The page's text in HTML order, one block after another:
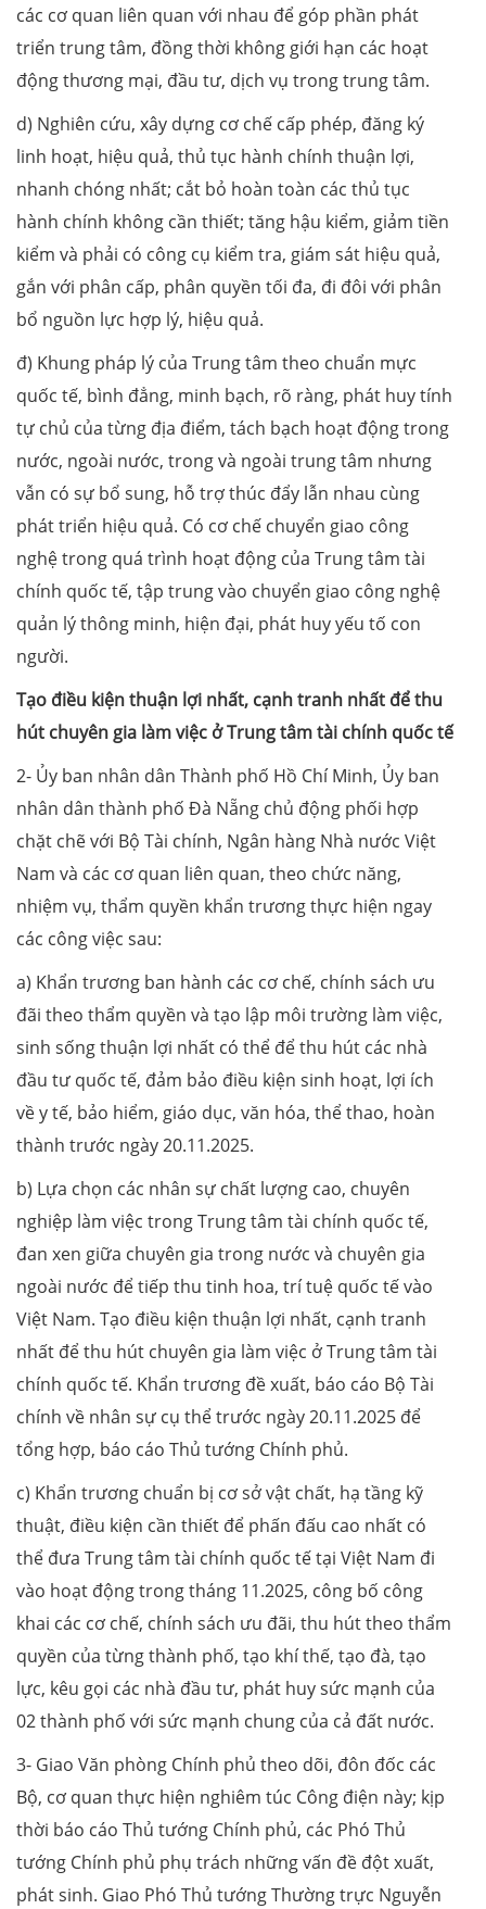
các cơ quan liên quan với nhau để góp phần phát
triển trung tâm, đồng thời không giới hạn các hoạt
động thương mại, đầu tư, dịch vụ trong trung tâm.
d) Nghiên cứu, xây dựng cơ chế cấp phép, đăng ký
linh hoạt, hiệu quả, thủ tục hành chính thuận lợi,
nhanh chóng nhất; cắt bỏ hoàn toàn các thủ tục
hành chính không cần thiết; tăng hậu kiểm, giảm tiền
kiểm và phải có công cụ kiểm tra, giám sát hiệu quả,
gắn với phân cấp, phân quyền tối đa, đi đôi với phân
bổ nguồn lực hợp lý, hiệu quả.
đ) Khung pháp lý của Trung tâm theo chuẩn mực
quốc tế, bình đẳng, minh bạch, rõ ràng, phát huy tính
tự chủ của từng địa điểm, tách bạch hoạt động trong
nước, ngoài nước, trong và ngoài trung tâm nhưng
vẫn có sự bổ sung, hỗ trợ thúc đẩy lẫn nhau cùng
phát triển hiệu quả. Có cơ chế chuyển giao công
nghệ trong quá trình hoạt động của Trung tâm tài
chính quốc tế, tập trung vào chuyển giao công nghệ
quản lý thông minh, hiện đại, phát huy yếu tố con
người.
Tạo điều kiện thuận lợi nhất, cạnh tranh nhất để thu
hút chuyên gia làm việc ở Trung tâm tài chính quốc tế
2- Ủy ban nhân dân Thành phố Hồ Chí Minh, Ủy ban
nhân dân thành phố Đà Nẵng chủ động phối hợp
chặt chẽ với Bộ Tài chính, Ngân hàng Nhà nước Việt
Nam và các cơ quan liên quan, theo chức năng,
nhiệm vụ, thẩm quyền khẩn trương thực hiện ngay
các công việc sau:
a) Khẩn trương ban hành các cơ chế, chính sách ưu
đãi theo thẩm quyền và tạo lập môi trường làm việc,
sinh sống thuận lợi nhất có thể để thu hút các nhà
đầu tư quốc tế, đảm bảo điều kiện sinh hoạt, lợi ích
về y tế, bảo hiểm, giáo dục, văn hóa, thể thao, hoàn
thành trước ngày 20.11.2025.
b) Lựa chọn các nhân sự chất lượng cao, chuyên
nghiệp làm việc trong Trung tâm tài chính quốc tế,
đan xen giữa chuyên gia trong nước và chuyên gia
ngoài nước để tiếp thu tinh hoa, trí tuệ quốc tế vào
Việt Nam. Tạo điều kiện thuận lợi nhất, cạnh tranh
nhất để thu hút chuyên gia làm việc ở Trung tâm tài
chính quốc tế. Khẩn trương đề xuất, báo cáo Bộ Tài
chính về nhân sự cụ thể trước ngày 20.11.2025 để
tổng hợp, báo cáo Thủ tướng Chính phủ.
c) Khẩn trương chuẩn bị cơ sở vật chất, hạ tầng kỹ
thuật, điều kiện cần thiết để phấn đấu cao nhất có
thể đưa Trung tâm tài chính quốc tế tại Việt Nam đi
vào hoạt động trong tháng 11.2025, công bố công
khai các cơ chế, chính sách ưu đãi, thu hút theo thẩm
quyền của từng thành phố, tạo khí thế, tạo đà, tạo
lực, kêu gọi các nhà đầu tư, phát huy sức mạnh của
02 thành phố với sức mạnh chung của cả đất nước.
3- Giao Văn phòng Chính phủ theo dõi, đôn đốc các
Bộ, cơ quan thực hiện nghiêm túc Công điện này; kịp
thời báo cáo Thủ tướng Chính phủ, các Phó Thủ
tướng Chính phủ phụ trách những vấn đề đột xuất,
phát sinh. Giao Phó Thủ tướng Thường trực Nguyễn